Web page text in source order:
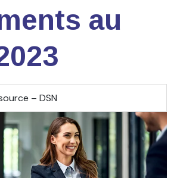
au
– DSN